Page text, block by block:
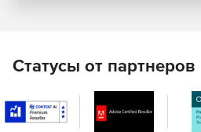
Статусы от партнеров